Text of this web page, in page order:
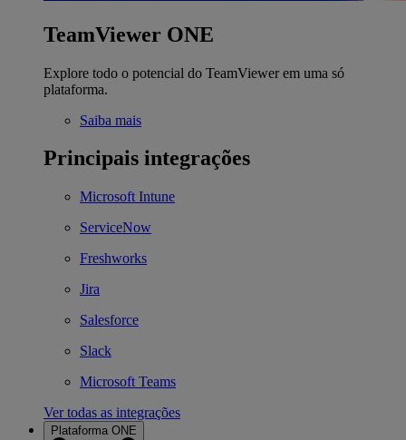
TeamViewer ONE
Explore todo o potencial do TeamViewer em uma só
plataforma.
Saiba mais
Principais integrações
Microsoft Intune
ServiceNow
Freshworks
Jira
Salesforce
Slack
Microsoft Teams
Ver todas as integrações
Plataforma ONE